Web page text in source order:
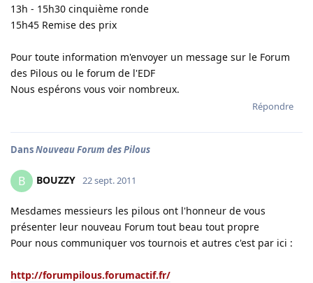
13h - 15h30 cinquième ronde
15h45 Remise des prix
Pour toute information m'envoyer un message sur le Forum
des Pilous ou le forum de l'EDF
Nous espérons vous voir nombreux.
Répondre
DansNouveau Forum des Pilous
B BOUZZY 22 sept. 2011
Mesdames messieurs les pilous ont l'honneur de vous
présenter leur nouveau Forum tout beau tout propre
Pour nous communiquer vos tournois et autres c'est par ici :
http://forumpilous.forumactif.fr/